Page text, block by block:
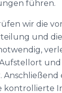
führen.
wir die
und
Anschließend
kontrollierte